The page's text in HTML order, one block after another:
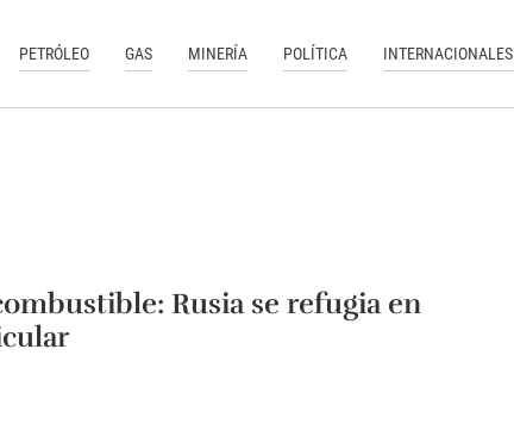
PETRÓLEO GAS MINERÍA POLÍTICA INTERNACIONALES
Rusia se refugia en